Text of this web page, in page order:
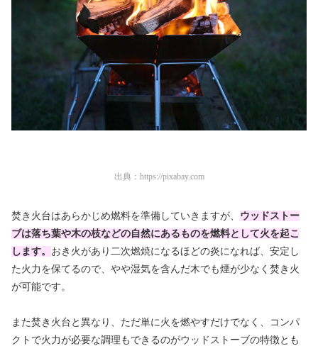
出典： https://pixabay.com
焚き火台はあらかじめ燃料を準備していきますが、 ウッドストー
ブは落ち葉や木の枝などの自然にあるものを燃料として火を起こ
します。 おき火があり二次燃焼になるほどの炎になれば、安定し
た火力を保てるので、やや湿気を含んだ木でも煙が少なく焚き火
が可能です。
また焚き火台と異なり、ただ単に火を燃やすだけでなく、コンパ
クトで火力が必要な調理もできるのがウッドストーブの特徴とも